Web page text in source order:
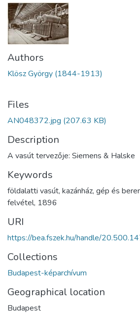
Authors
Klösz György (1844-1913)
Files
AN048372.jpg (207.63 KB)
Description
A vasút tervezője: Siemens & Halske
Keywords
földalatti vasút, kazánház, gép és
felvétel, 1896
URI
https://bea.fszek.hu/handle/
Collections
Budapest-képarchívum
Geographical location
Budapest